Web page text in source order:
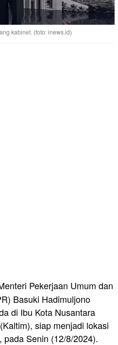
kabinet. (foto: inews.id)
Pekerjaan Umum dan
Basuki Hadimuljono
di Ibu Kota Nusantara
siap menjadi lokasi
Senin (12/8/2024).